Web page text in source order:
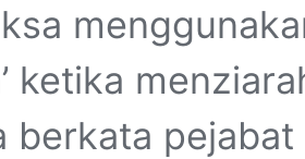
ketika
berkata